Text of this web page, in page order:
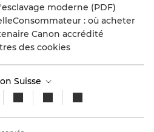
moderne (PDF)
Consommateur : où acheter
Canon accrédité
des cookies
Suisse